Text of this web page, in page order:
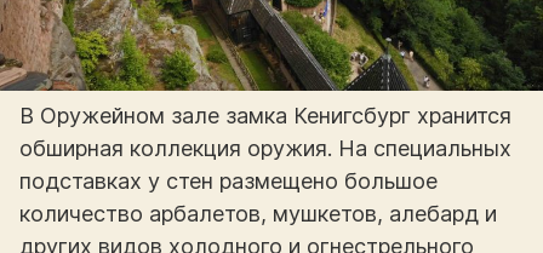
В Оружейном зале замка Кенигсбург хранится
обширная коллекция оружия. На специальных
подставках у стен размещено большое
количество арбалетов, мушкетов, алебард и
других видов холодного и огнестрельного